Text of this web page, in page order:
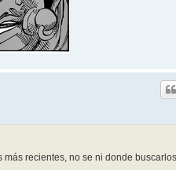
más recientes, no se ni donde buscarlos